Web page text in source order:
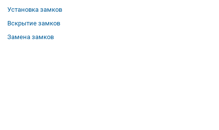
Установка замков
Вскрытие замков
Замена замков